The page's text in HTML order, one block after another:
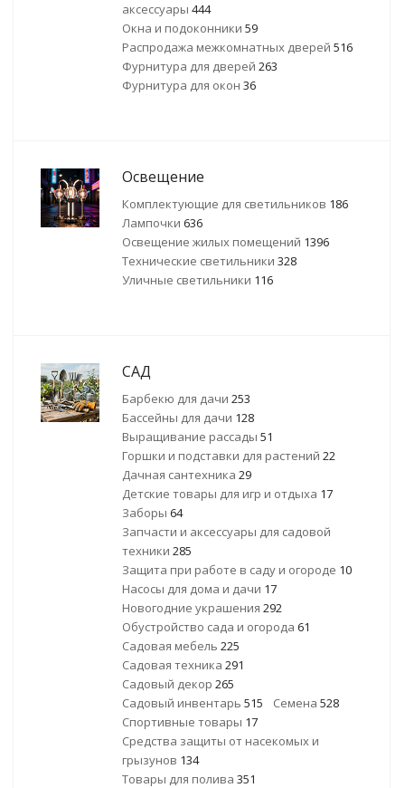
аксессуары 444
Окна и подоконники 59
Распродажа межкомнатных дверей 516
Фурнитура для дверей 263
Фурнитура для окон 36
Освещение
Комплектующие для светильников 186
Лампочки 636
Освещение жилых помещений 1396
Технические светильники 328
Уличные светильники 116
САД
Барбекю для дачи 253
Бассейны для дачи 128
Выращивание рассады 51
Горшки и подставки для растений 22
Дачная сантехника 29
Детские товары для игр и отдыха 17
Заборы 64
Запчасти и аксессуары для садовой
техники 285
Защита при работе в саду и огороде 10
Насосы для дома и дачи 17
Новогодние украшения 292
Обустройство сада и огорода 61
Садовая мебель 225
Садовая техника 291
Садовый декор 265
Садовый инвентарь 515 Семена 528
Спортивные товары 17
Средства защиты от насекомых и
грызунов 134
Товары для полива 351